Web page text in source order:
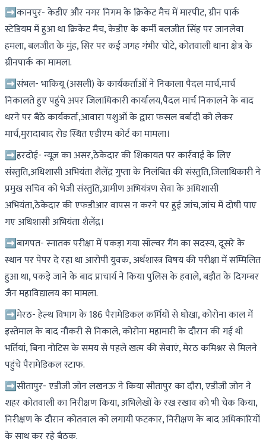
➡कानपुर- केडीए और नगर निगम के क्रिकेट मैच में मारपीट, ग्रीन पार्क
स्टेडियम में हुआ था क्रिकेट मैच, केडीए के कर्मी बलजीत सिंह पर जानलेवा
हमला, बलजीत के मुंह, सिर पर कई जगह गंभीर चोटे, कोतवाली थाना क्षेत्र के
ग्रीनपार्क का मामला.
➡संभल- भाकियू (असली) के कार्यकर्ताओं ने निकाला पैदल मार्च,मार्च
निकालते हुए पहुंचे अपर जिलाधिकारी कार्यालय,पैदल मार्च निकालने के बाद
धरने पर बैठे कार्यकर्ता,आवारा पशुओं के द्वारा फसल बर्बादी को लेकर
मार्च,मुरादाबाद रोड स्थित एडीएम कोर्ट का मामला।
➡हरदोई- न्यूज़ का असर,ठेकेदार की शिकायत पर कार्रवाई के लिए
संस्तुति,अधिशासी अभियंता शैलेंद्र गुप्ता के निलंबित की संस्तुति,जिलाधिकारी ने
प्रमुख सचिव को भेजी संस्तुति,ग्रामीण अभियंत्रण सेवा के अधिशासी
अभियंता,ठेकेदार की एफडीआर वापस न करने पर हुई जांच,जांच में दोषी पाए
गए अधिशासी अभियंता शैलेंद्र।
➡बागपत- स्नातक परीक्षा में पकड़ा गया सॉल्वर गैंग का सदस्य, दूसरे के
स्थान पर पेपर दे रहा था आरोपी युवक, अर्थशास्त्र विषय की परीक्षा में सम्मिलित
हुआ था, पकड़े जाने के बाद प्राचार्य ने किया पुलिस के हवाले, बड़ौत के दिगम्बर
जैन महाविद्यालय का मामला.
➡मेरठ- हेल्थ विभाग के 186 पैरामेडिकल कर्मियों से धोखा, कोरोना काल में
इस्तेमाल के बाद नौकरी से निकाले, कोरोना महामारी के दौरान की गई थी
भर्तियां, बिना नोटिस के समय से पहले खत्म की सेवाएं, मेरठ कमिश्नर से मिलने
पहुंचे पैरामेडिकल स्टाफ.
➡सीतापुर- एडीजी जोन लखनऊ ने किया सीतापुर का दौरा, एडीजी जोन ने
शहर कोतवाली का निरीक्षण किया, अभिलेखों के रख रखाव को भी चेक किया,
निरीक्षण के दौरान कोतवाल को लगायी फटकार, निरीक्षण के बाद अधिकारियों
के साथ कर रहे बैठक.